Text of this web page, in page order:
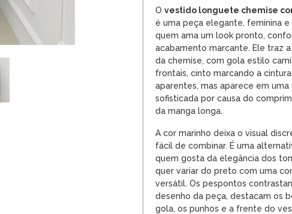
O vestido longuete chemise
é uma peça elegante, feminina
quem ama um look pronto,
acabamento marcante. Ele traz
da chemise, com gola estilo
frontais, cinto marcando a
aparentes, mas aparece em uma
sofisticada por causa do
da manga longa.
A cor marinho deixa o visual
fácil de combinar. É uma
quem gosta da elegância dos
quer variar do preto com uma
versátil. Os pespontos
desenho da peça, destacam os
gola, os punhos e a frente do